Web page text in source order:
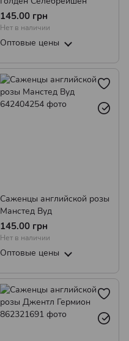
145.00 грн
Нет в наличии
Оптовые цены
Саженцы английской розы
Манстед Вуд
145.00 грн
Нет в наличии
Оптовые цены